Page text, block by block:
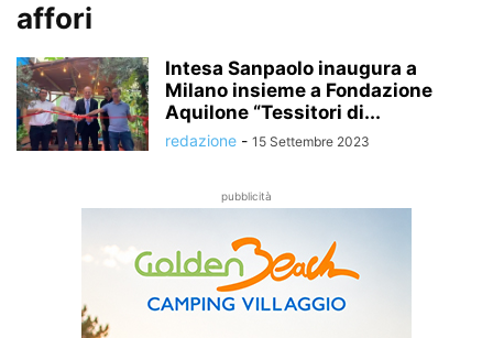
affori
Intesa Sanpaolo inaugura a
Milano insieme a Fondazione
Aquilone “Tessitori di...
redazione - 15 Settembre 2023
pubblicità